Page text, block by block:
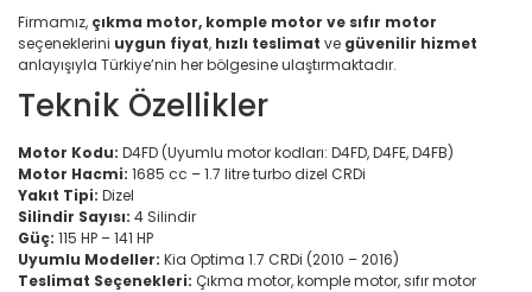
Firmamız, çıkma motor, komple motor ve sıfır motor
seçeneklerini uygun fiyat, hızlı teslimat ve güvenilir hizmet
anlayışıyla Türkiye’nin her bölgesine ulaştırmaktadır.
Teknik Özellikler
Motor Kodu: D4FD (Uyumlu motor kodları: D4FD, D4FE, D4FB)
Motor Hacmi: 1685 cc – 1.7 litre turbo dizel CRDi
Yakıt Tipi: Dizel
Silindir Sayısı: 4 Silindir
Güç: 115 HP – 141 HP
Uyumlu Modeller: Kia Optima 1.7 CRDi (2010 – 2016)
Teslimat Seçenekleri: Çıkma motor, komple motor, sıfır motor